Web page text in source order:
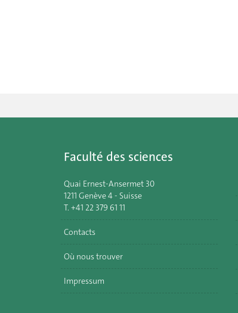
Faculté des sciences
Quai Ernest-Ansermet 30
1211 Genève 4 - Suisse
T. +41 22 379 61 11
Contacts
Où nous trouver
Impressum